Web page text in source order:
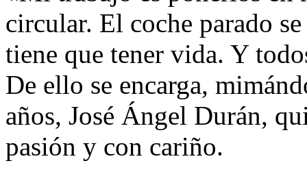
circular. El coche parado
tiene que tener vida. Y
De ello se encarga,
años, José Ángel Durán,
pasión y con cariño.